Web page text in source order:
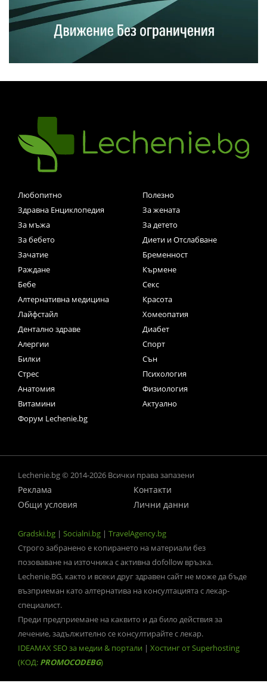
Любопитно
Полезно
Здравна Енциклопедия
За жената
За мъжа
За детето
За бебето
Диети и Отслабване
Зачатие
Бременност
Раждане
Кърмене
Бебе
Секс
Алтернативна медицина
Красота
Лайфстайл
Хомеопатия
Дентално здраве
Диабет
Алергии
Спорт
Билки
Сън
Стрес
Психология
Анатомия
Физиология
Витамини
Актуално
Форум Lechenie.bg
Lechenie.bg © 2014-2026 Всички права запазени
Реклама
Контакти
Общи условия
Лични данни
Gradski.bg | Socialni.bg | TravelAgency.bg
Строго забранено е копирането на материали без
позоваване на източника с активна dofollow връзка.
Lechenie.BG, както и всеки друг здравен сайт не може да бъде
възприеман като алтернатива на консултацията с лекар-
специалист.
Преди предприемане на каквито и да било действия за
лечение, задължително се консултирайте с лекар.
IDEAMAX SEO за медии & портали | Хостинг от Superhosting
(КОД: PROMOCODEBG)